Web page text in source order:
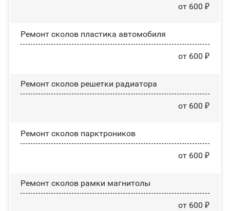
от 600 ₽
Ремонт сколов пластика автомобиля
от 600 ₽
Ремонт сколов решетки радиатора
от 600 ₽
Ремонт сколов парктроников
от 600 ₽
Ремонт сколов рамки магнитолы
от 600 ₽